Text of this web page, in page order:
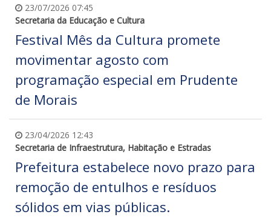
23/07/2026 07:45
Secretaria da Educação e Cultura
Festival Mês da Cultura promete
movimentar agosto com
programação especial em Prudente
de Morais
23/04/2026 12:43
Secretaria de Infraestrutura, Habitação e Estradas
Prefeitura estabelece novo prazo para
remoção de entulhos e resíduos
sólidos em vias públicas.